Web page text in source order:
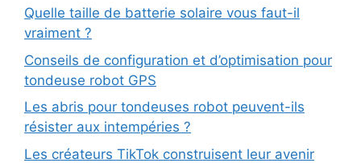
Quelle taille de batterie solaire vous faut-il
vraiment ?
Conseils de configuration et d’optimisation pour
tondeuse robot GPS
Les abris pour tondeuses robot peuvent-ils
résister aux intempéries ?
Les créateurs TikTok construisent leur avenir